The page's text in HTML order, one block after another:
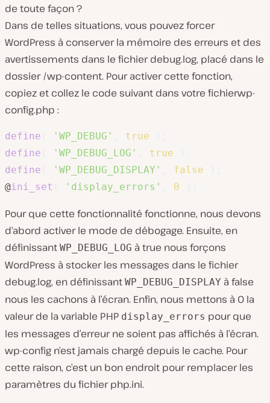
de toute façon ?
Dans de telles situations, vous pouvez forcer
WordPress à conserver la mémoire des erreurs et des
avertissements dans le fichierdebug.log, placé dans le
dossier/wp-content. Pour activer cette fonction,
copiez et collez le code suivant dans votre fichierwp-
config.php :
define 'WP_DEBUG' true
define
'WP_DEBUG_LOG' true
define
'WP_DEBUG_DISPLAY' false
@ini_set 'display_errors' 0
Pour que cette fonctionnalité fonctionne, nous devons
d’abord activer le mode de débogage. Ensuite, en
définissant WP_DEBUG_LOG à true nous forçons
WordPress à stocker les messages dans le fichier
debug.log, en définissant WP_DEBUG_DISPLAY à false
nous les cachons à l’écran. Enfin, nous mettons à 0 la
valeur de la variable PHP display_errors pour que
les messages d’erreur ne soient pas affichés à l’écran.
wp-config n’est jamais chargé depuis le cache. Pour
cette raison, c’est un bon endroit pour remplacer les
paramètres du fichierphp.ini.